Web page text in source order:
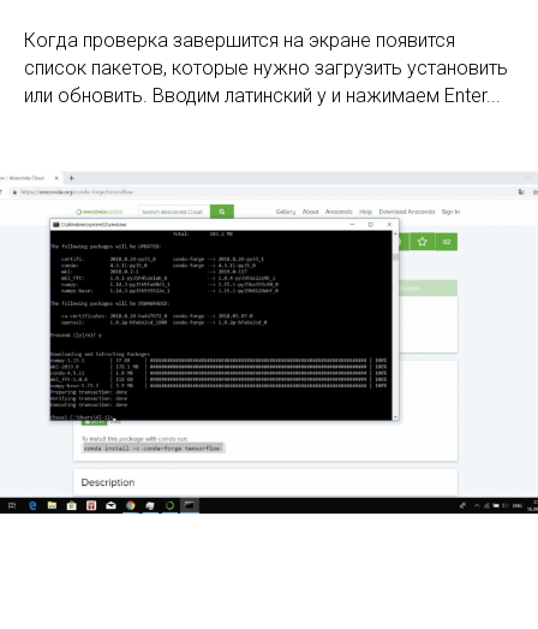
Когда проверка завершится на экране появится
список пакетов, которые нужно загрузить установить
или обновить. Вводим латинский y и нажимаем Enter...